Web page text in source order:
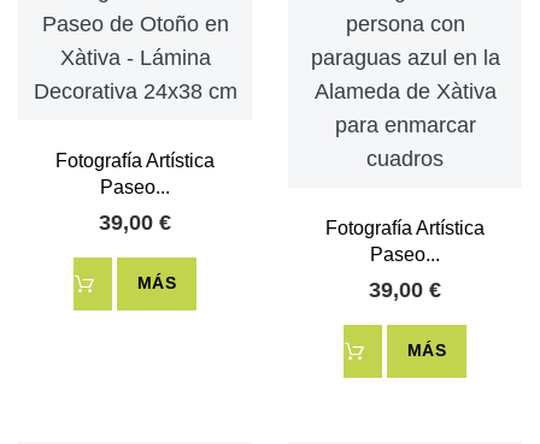
Fotografía Artística
Paseo...
39,00 €
MÁS
Fotografía Artística
Paseo...
39,00 €
MÁS